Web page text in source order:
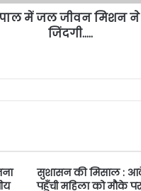
में जल जीवन मिशन ने
जिंदगी…..
सुशासन की मिसाल :
पहुँची महिला को मौके पर